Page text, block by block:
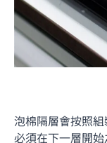
泡棉隔層會按照
必須在下一層開